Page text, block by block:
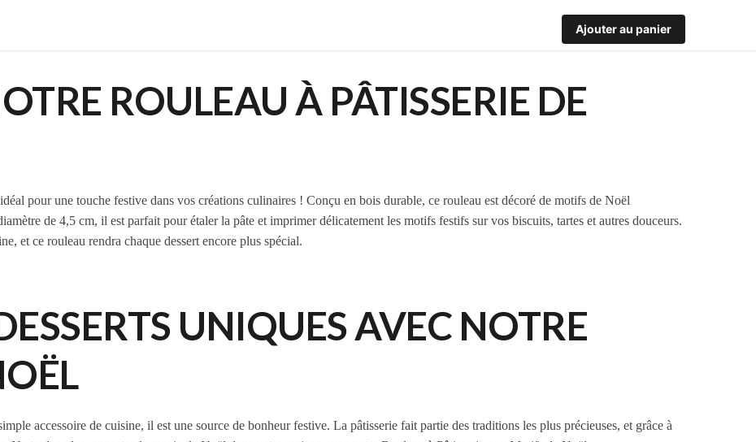
Ajouter au panier
ROULEAU À PÂTISSERIE DE
pour une touche festive dans vos créations culinaires ! Conçu en bois durable, ce rouleau est décoré de motifs de Noël
de 4,5 cm, il est parfait pour étaler la pâte et imprimer délicatement les motifs festifs sur vos biscuits, tartes et autres douceurs.
et ce rouleau rendra chaque dessert encore plus spécial.
UNIQUES AVEC NOTRE
accessoire de cuisine, il est une source de bonheur festive. La pâtisserie fait partie des traditions les plus précieuses, et grâce à